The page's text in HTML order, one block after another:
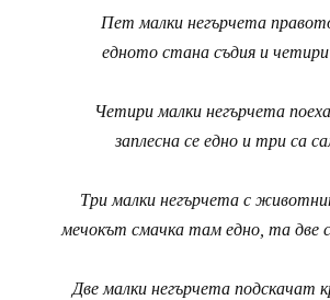
Пет малки негърчета правото
едното стана съдия и четири
Четири малки негърчета
заплесна се едно и три са
Три малки негърчета с
мечокът смачка там едно, та две
Две малки негърчета подскачат